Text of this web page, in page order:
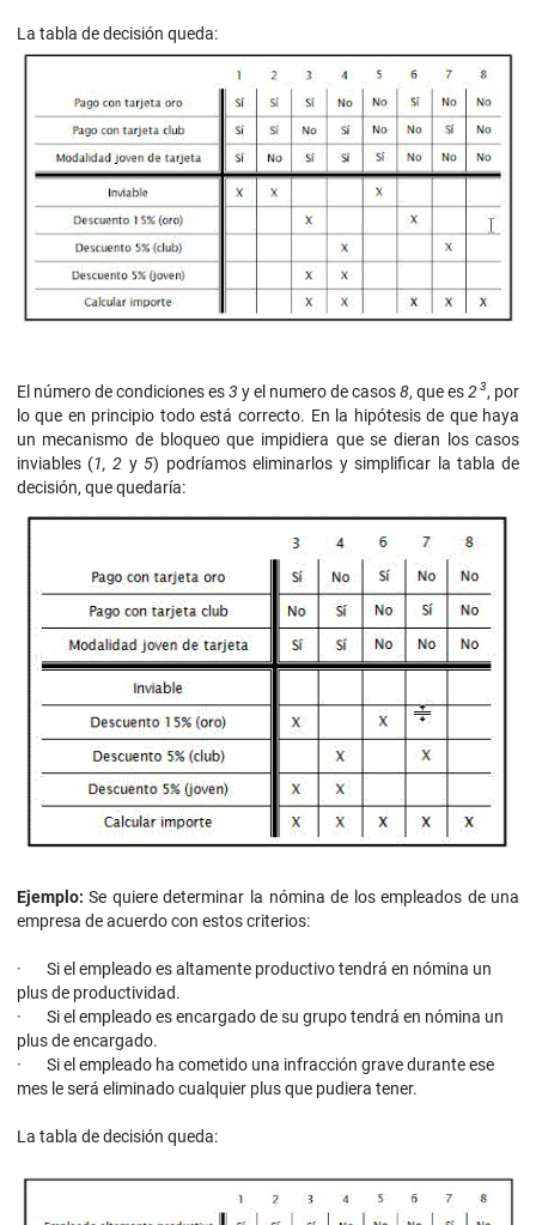
La tabla de decisión queda:
El número de condiciones es3 y el numero de casos8, que es23, por
lo que en principio todo está correcto. En la hipótesis de que haya
un mecanismo de bloqueo que impidiera que se dieran los casos
inviables (1, 2 y5) podríamos eliminarlos y simplificar la tabla de
decisión, que quedaría:
Ejemplo: Se quiere determinar la nómina de los empleados de una
empresa de acuerdo con estos criterios:
·
Si el empleado es altamente productivo tendrá en nómina un
plus de productividad.
·
Si el empleado es encargado de su grupo tendrá en nómina un
plus de encargado.
·
Si el empleado ha cometido una infracción grave durante ese
mes le será eliminado cualquier plus que pudiera tener.
La tabla de decisión queda: